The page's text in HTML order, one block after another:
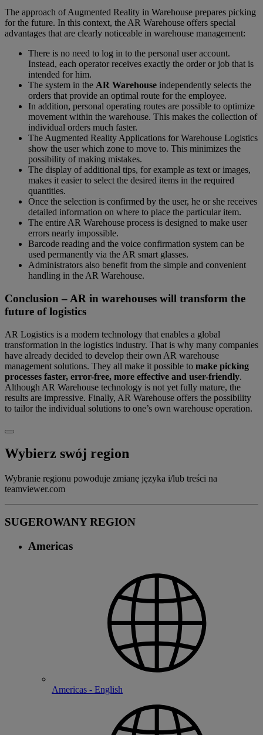
The approach of Augmented Reality in Warehouse prepares picking
for the future. In this context, the AR Warehouse offers special
advantages that are clearly noticeable in warehouse management:
There is no need to log in to the personal user account.
Instead, each operator receives exactly the order or job that is
intended for him.
The system in the AR Warehouse independently selects the
orders that provide an optimal route for the employee.
In addition, personal operating routes are possible to optimize
movement within the warehouse. This makes the collection of
individual orders much faster.
The Augmented Reality Applications for Warehouse Logistics
show the user which zone to move to. This minimizes the
possibility of making mistakes.
The display of additional tips, for example as text or images,
makes it easier to select the desired items in the required
quantities.
Once the selection is confirmed by the user, he or she receives
detailed information on where to place the particular item.
The entire AR Warehouse process is designed to make user
errors nearly impossible.
Barcode reading and the voice confirmation system can be
used permanently via the AR smart glasses.
Administrators also benefit from the simple and convenient
handling in the AR Warehouse.
Conclusion – AR in warehouses will transform the
future of logistics
AR Logistics is a modern technology that enables a global
transformation in the logistics industry. That is why many companies
have already decided to develop their own AR warehouse
management solutions. They all make it possible to make picking
processes faster, error-free, more effective and user-friendly.
Although AR Warehouse technology is not yet fully mature, the
results are impressive. Finally, AR Warehouse offers the possibility
to tailor the individual solutions to one’s own warehouse operation.
Wybierz swój region
Wybranie regionu powoduje zmianę języka i/lub treści na
teamviewer.com
SUGEROWANY REGION
Americas
Americas - English